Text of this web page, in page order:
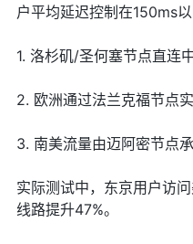
户平均延迟控制在150ms
1. 洛杉矶/圣何塞节点直连
2. 欧洲通过法兰克福节点
3. 南美流量由迈阿密节点
实际测试中，东京用户访
线路提升47%。